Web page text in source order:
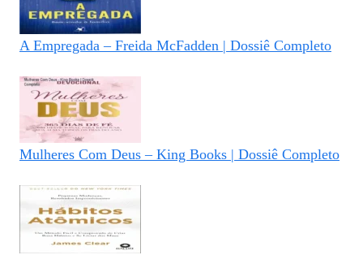
A Empregada – Freida McFadden | Dossiê Completo
Mulheres Com Deus – King Books | Dossiê Completo